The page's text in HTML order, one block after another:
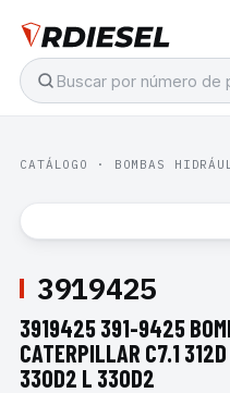
CATÁLOGO · BOMBAS
3919425
3919425 391-9425
CATERPILLAR C7.1
330D2 L 330D2